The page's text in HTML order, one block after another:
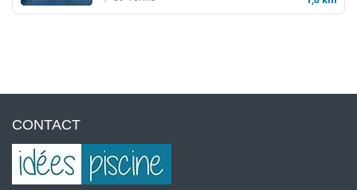
CONTACT